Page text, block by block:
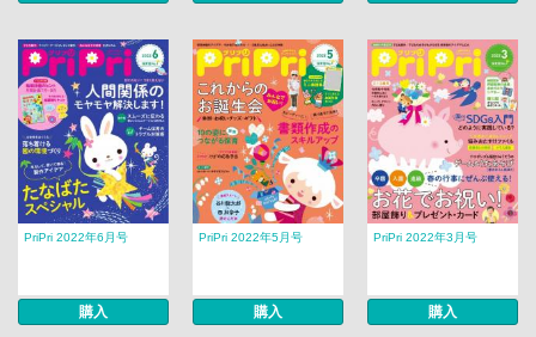
PriPri 2022年6月号
購入
PriPri 2022年5月号
購入
PriPri 2022年3月号
購入